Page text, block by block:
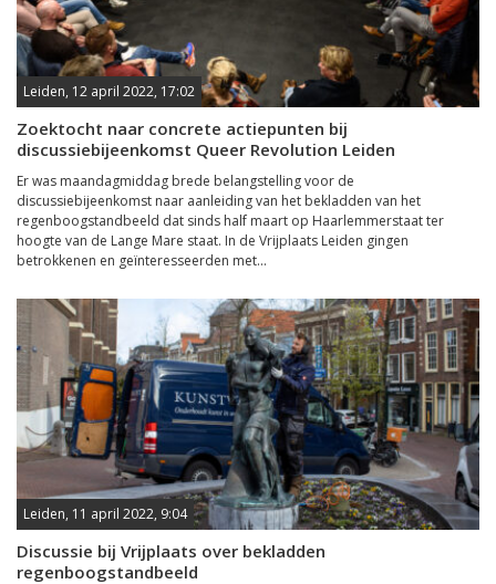
Leiden, 12 april 2022, 17:02
Zoektocht naar concrete actiepunten bij
discussiebijeenkomst Queer Revolution Leiden
Er was maandagmiddag brede belangstelling voor de
discussiebijeenkomst naar aanleiding van het bekladden van het
regenboogstandbeeld dat sinds half maart op Haarlemmerstaat ter
hoogte van de Lange Mare staat. In de Vrijplaats Leiden gingen
betrokkenen en geïnteresseerden met...
Leiden, 11 april 2022, 9:04
Discussie bij Vrijplaats over bekladden
regenboogstandbeeld